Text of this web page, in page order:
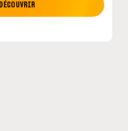
cinq constructeurs signent un
DÉCOUVRIR